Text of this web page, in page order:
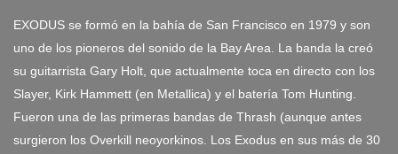
EXODUS se formó en la bahía de San Francisco en 1979 y son
uno de los pioneros del sonido de la Bay Area. La banda la creó
su guitarrista Gary Holt, que actualmente toca en directo con los
Slayer, Kirk Hammett (en Metallica) y el batería Tom Hunting.
Fueron una de las primeras bandas de Thrash (aunque antes
surgieron los Overkill neoyorkinos. Los Exodus en sus más de 30